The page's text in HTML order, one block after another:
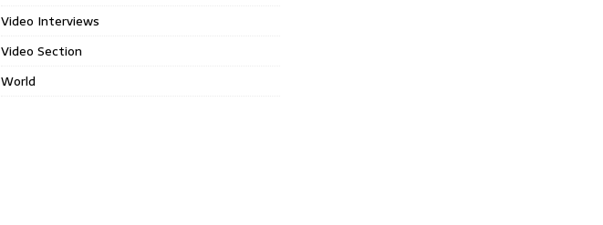
Video Interviews
Video Section
World